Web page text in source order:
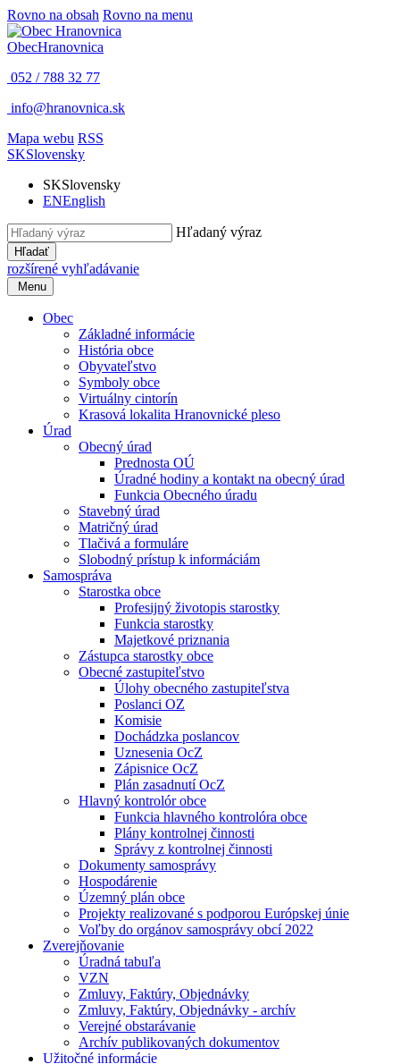
Rovno na obsah Rovno na menu
ObecHranovnica
052 / 788 32 77
info@hranovnica.sk
Mapa webu RSS
SKSlovensky
SKSlovensky
ENEnglish
Hľadaný výraz
Hľadať
rozšírené vyhľadávanie
Menu
Obec
Základné informácie
História obce
Obyvateľstvo
Symboly obce
Virtuálny cintorín
Krasová lokalita Hranovnické pleso
Úrad
Obecný úrad
Prednosta OÚ
Úradné hodiny a kontakt na obecný úrad
Funkcia Obecného úradu
Stavebný úrad
Matričný úrad
Tlačivá a formuláre
Slobodný prístup k informáciám
Samospráva
Starostka obce
Profesijný životopis starostky
Funkcia starostky
Majetkové priznania
Zástupca starostky obce
Obecné zastupiteľstvo
Úlohy obecného zastupiteľstva
Poslanci OZ
Komisie
Dochádzka poslancov
Uznesenia OcZ
Zápisnice OcZ
Plán zasadnutí OcZ
Hlavný kontrolór obce
Funkcia hlavného kontrolóra obce
Plány kontrolnej činnosti
Správy z kontrolnej činnosti
Dokumenty samosprávy
Hospodárenie
Územný plán obce
Projekty realizované s podporou Európskej únie
Voľby do orgánov samosprávy obcí 2022
Zverejňovanie
Úradná tabuľa
VZN
Zmluvy, Faktúry, Objednávky
Zmluvy, Faktúry, Objednávky - archív
Verejné obstarávanie
Archív publikovaných dokumentov
Užitočné informácie